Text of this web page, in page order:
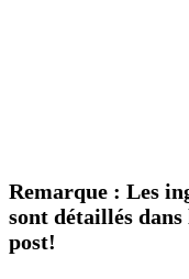
Remarque : Les
sont détaillés
post!